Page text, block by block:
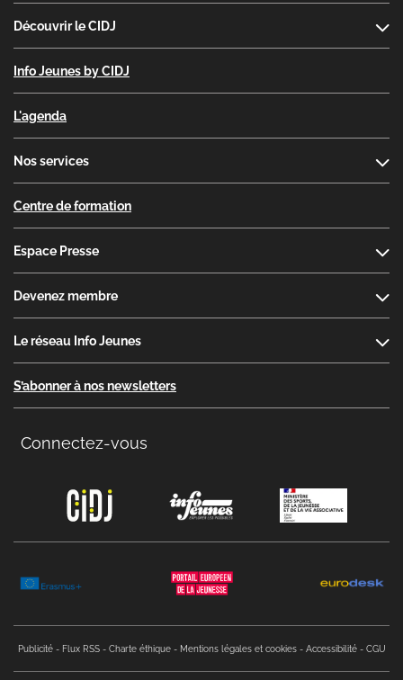
Découvrir le CIDJ
Info Jeunes by CIDJ
L'agenda
Nos services
Centre de formation
Espace Presse
Devenez membre
Le réseau Info Jeunes
S’abonner à nos newsletters
Connectez-vous
Publicité
Flux RSS Charte éthique Mentions légales et cookies Accessibilité CGU